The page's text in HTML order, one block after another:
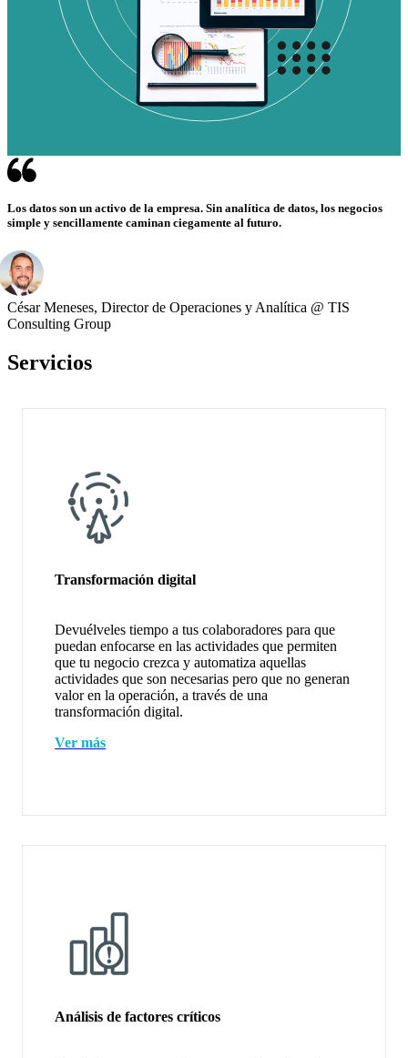
Los datos son un activo de la empresa. Sin analítica de datos, los negocios
simple y sencillamente caminan ciegamente al futuro.
César Meneses, Director de Operaciones y Analítica @ TIS
Consulting Group
Servicios
Transformación digital
Devuélveles tiempo a tus colaboradores para que
puedan enfocarse en las actividades que permiten
que tu negocio crezca y automatiza aquellas
actividades que son necesarias pero que no generan
valor en la operación, a través de una
transformación digital.
Ver más
Análisis de factores críticos